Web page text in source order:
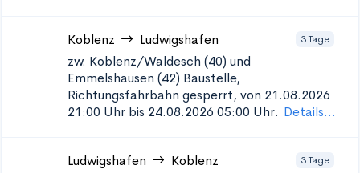
Koblenz Ludwigshafen 3 Tage
zw. Koblenz/Waldesch (40) und
Emmelshausen (42) Baustelle,
Richtungsfahrbahn gesperrt, von 21.08.2026
21:00 Uhr bis 24.08.2026 05:00 Uhr. Details...
Ludwigshafen Koblenz 3 Tage